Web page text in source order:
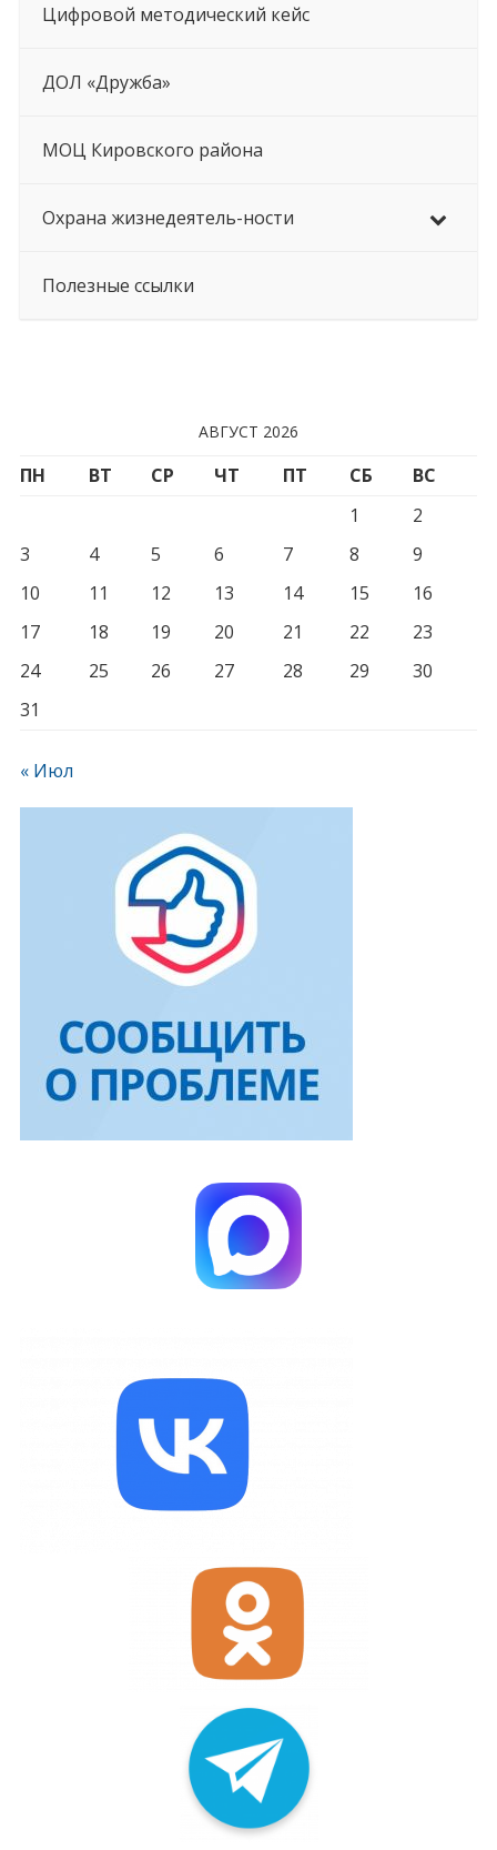
Цифровой методический кейс
ДОЛ «Дружба»
МОЦ Кировского района
Охрана жизнедеятель-ности
Полезные ссылки
АВГУСТ 2026
ПН ВТ СР ЧТ ПТ СБ
ВС
1
2
3
4 5 6 7 8
9
10
11 12 13 14 15
16
17
18 19 20 21 22
23
24
25 26 27 28 29
30
31
« Июл